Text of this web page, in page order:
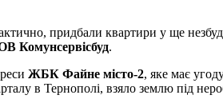
придбали квартири у ще
Комунсервісбуд.
ЖБК Файне місто-2, яке має
в Тернополі, взяло землю під